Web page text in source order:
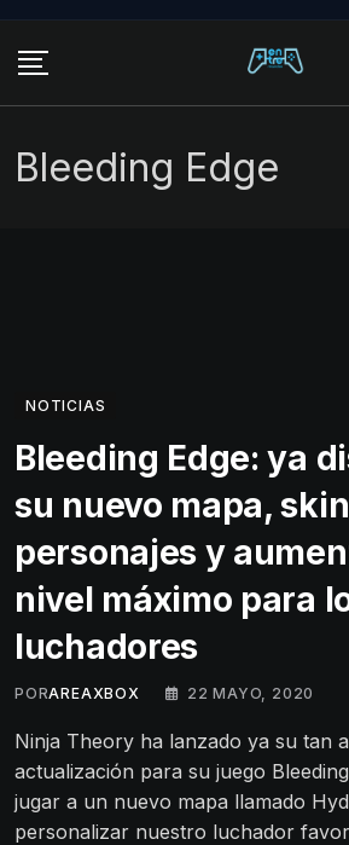
content
Bleeding Edge
NOTICIAS
Bleeding Edge: ya
su nuevo mapa,
personajes y
nivel máximo para
luchadores
PORAREAXBOX 22 MAYO, 2020
Ninja Theory ha lanzado ya su tan
actualización para su juego
jugar a un nuevo mapa llamado
personalizar nuestro luchador